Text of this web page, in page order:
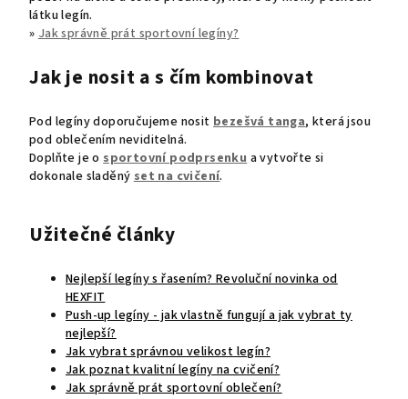
látku legín.
»Jak správně prát sportovní legíny?
Jak je nosit a s čím kombinovat
Pod legíny doporučujeme nosit bezešvá tanga, která jsou
pod oblečením neviditelná.
Doplňte je osportovní podprsenkua vytvořte si
dokonale sladěnýset na cvičení.
Užitečné články
Nejlepší legíny s řasením? Revoluční novinka od
HEXFIT
Push-up legíny - jak vlastně fungují a jak vybrat ty
nejlepší?
Jak vybrat správnou velikost legín?
Jak poznat kvalitní legíny na cvičení?
Jak správně prát sportovní oblečení?